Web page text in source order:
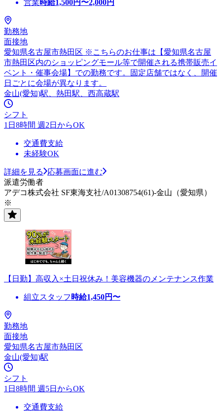
営業時給1,500円〜2,000円
勤務地
面接地
愛知県名古屋市熱田区 ※こちらのお仕事は【愛知県名古屋
市熱田区内のショッピングモール等で開催される携帯販売イ
ベント・催事会場】での勤務です。固定店舗ではなく、開催
日ごとに会場が異なります。
金山(愛知)駅、熱田駅、西高蔵駅
シフト
1日8時間 週2日からOK
交通費支給
未経験OK
詳細を見る
応募画面に進む
派遣労働者
アデコ株式会社 SF東海支社/A01308754(61)-金山（愛知県）
※
【日勤】高収入×土日祝休み！美容機器のメンテナンス作業
組立スタッフ 時給1,450円〜
勤務地
面接地
愛知県名古屋市熱田区
金山(愛知)駅
シフト
1日8時間 週5日からOK
交通費支給